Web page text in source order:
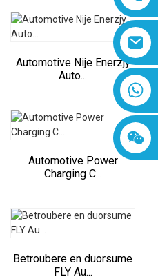
Automotive Nije Enerzjy
Auto...
Automotive Power
Charging C...
Betroubere en duorsume
FLY Au...